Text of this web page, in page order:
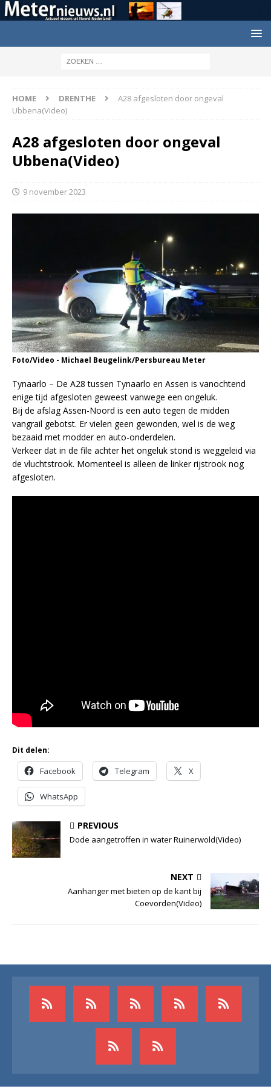
HOME DRENTHE
A28 afgesloten door ongeval
Ubbena(Video)
A28 afgesloten door ongeval
Ubbena(Video)
9 november 2023
Foto/Video - Michael Beugelink/Persbureau Meter
Tynaarlo – De A28 tussen Tynaarlo en Assen is vanochtend
enige tijd afgesloten geweest vanwege een ongeluk.
Bij de afslag Assen-Noord is een auto tegen de midden
vangrail gebotst. Er vielen geen gewonden, wel is de weg
bezaaid met modder en auto-onderdelen.
Verkeer dat in de file achter het ongeluk stond is weggeleid via
de vluchtstrook. Momenteel is alleen de linker rijstrook nog
afgesloten.
Dit delen:
Facebook Telegram X
WhatsApp
PREVIOUS
Dode aangetroffen in water Ruinerwold(Video)
NEXT
Aanhanger met bieten op de kant bij
Coevorden(Video)